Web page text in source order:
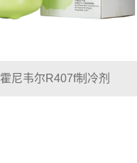
霍尼韦尔R407f制冷剂